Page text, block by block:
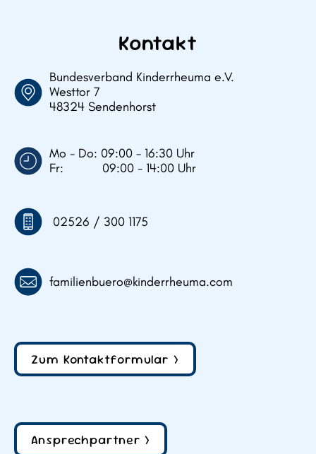
Kontakt
Bundesverband Kinderrheuma e.V.
Westtor 7
48324 Sendenhorst
Mo - Do: 09:00 - 16:30 Uhr
Fr: 09:00 - 14:00 Uhr
02526 / 300 1175
familienbuero@kinderrheuma.com
Zum Kontaktformular >
Ansprechpartner >